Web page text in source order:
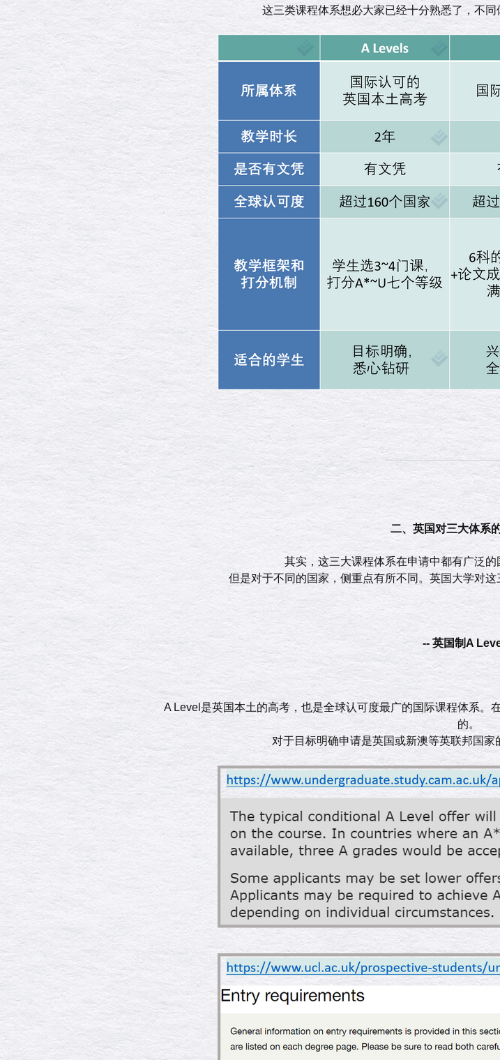
这三类课程体系想必大家已经十分熟悉了，不同
二、英国对三大体系
其实，这三大课程体系在申请中都有广泛的
但是对于不同的国家，侧重点有所不同。英国大学对
-- 英国制A
A Level是英国本土的高考，也是全球认可度最广的国际课程体系。
的。
对于目标明确申请是英国或新澳等英联邦国家